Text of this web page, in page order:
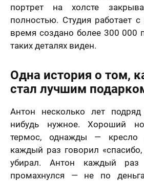
портрет на холсте
полностью. Студия работает
время создано более 300 000
таких деталях виден.
Одна история о том,
стал лучшим
Антон несколько лет
нибудь нужное. Хороший
термос, однажды — кресло
каждый раз говорил
убирал. Антон каждый раз
промахнулся — не по